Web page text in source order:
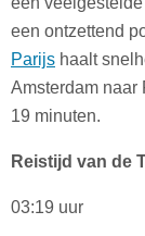
een ontzettend
Parijs haalt
Amsterdam naar
19 minuten.
Reistijd van de
03:19 uur